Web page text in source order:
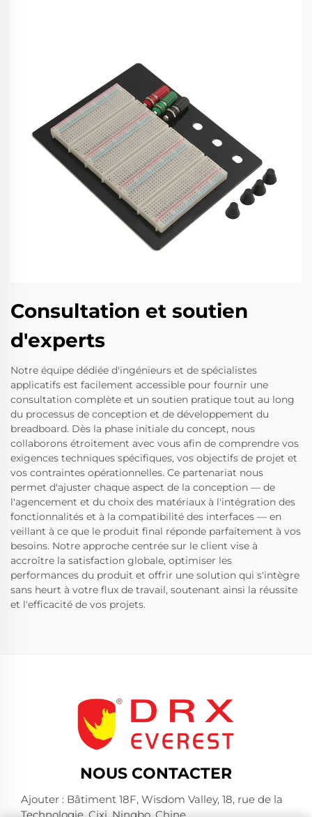
Consultation et soutien
d'experts
Notre équipe dédiée d'ingénieurs et de spécialistes
applicatifs est facilement accessible pour fournir une
consultation complète et un soutien pratique tout au long
du processus de conception et de développement du
breadboard. Dès la phase initiale du concept, nous
collaborons étroitement avec vous afin de comprendre vos
exigences techniques spécifiques, vos objectifs de projet et
vos contraintes opérationnelles. Ce partenariat nous
permet d'ajuster chaque aspect de la conception — de
l'agencement et du choix des matériaux à l'intégration des
fonctionnalités et à la compatibilité des interfaces — en
veillant à ce que le produit final réponde parfaitement à vos
besoins. Notre approche centrée sur le client vise à
accroître la satisfaction globale, optimiser les
performances du produit et offrir une solution qui s'intègre
sans heurt à votre flux de travail, soutenant ainsi la réussite
et l'efficacité de vos projets.
NOUS CONTACTER
Ajouter : Bâtiment 18F, Wisdom Valley, 18, rue de la